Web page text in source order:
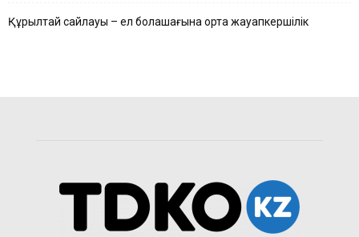
Құрылтай сайлауы – ел болашағына ортақ жауапкершілік